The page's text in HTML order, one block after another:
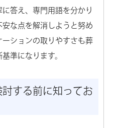
答え、専門用語を分かり
な点を解消しようと努め
ションの取りやすさも葬
準になります。
討する前に知ってお